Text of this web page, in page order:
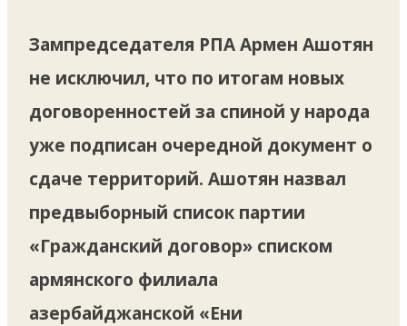
Зампредседателя РПА Армен Ашотян
не исключил, что по итогам новых
договоренностей за спиной у народа
уже подписан очередной документ о
сдаче территорий. Ашотян назвал
предвыборный список партии
«Гражданский договор» списком
армянского филиала
азербайджанской «Ени